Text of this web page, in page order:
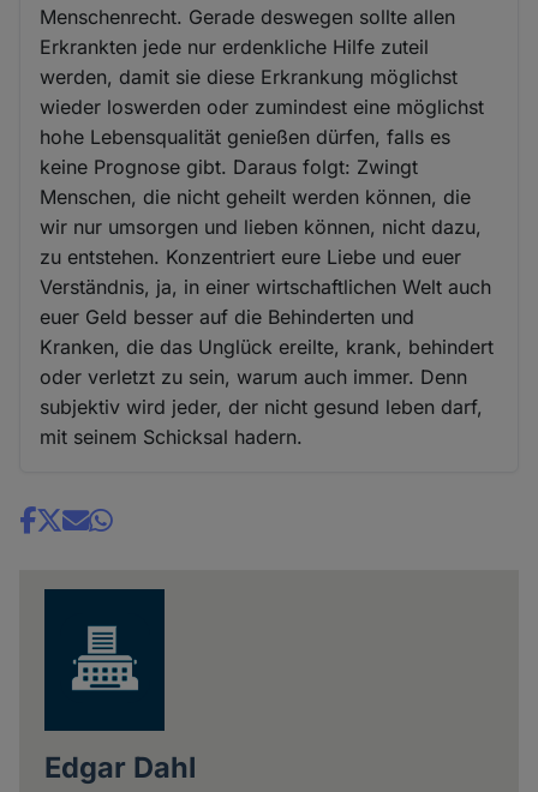
Menschenrecht. Gerade deswegen sollte allen
Erkrankten jede nur erdenkliche Hilfe zuteil
werden, damit sie diese Erkrankung möglichst
wieder loswerden oder zumindest eine möglichst
hohe Lebensqualität genießen dürfen, falls es
keine Prognose gibt. Daraus folgt: Zwingt
Menschen, die nicht geheilt werden können, die
wir nur umsorgen und lieben können, nicht dazu,
zu entstehen. Konzentriert eure Liebe und euer
Verständnis, ja, in einer wirtschaftlichen Welt auch
euer Geld besser auf die Behinderten und
Kranken, die das Unglück ereilte, krank, behindert
oder verletzt zu sein, warum auch immer. Denn
subjektiv wird jeder, der nicht gesund leben darf,
mit seinem Schicksal hadern.
Share
Edgar Dahl